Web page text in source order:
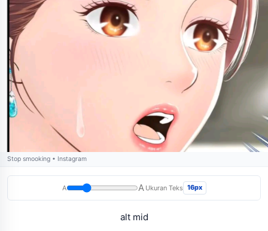
Stop smooking • Instagram
A A Ukuran Teks 16px
alt mid